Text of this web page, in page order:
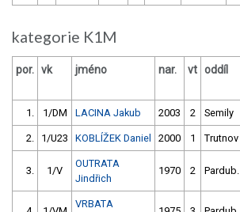
kategorie K1M
por. vk jméno nar. vt oddíl
1. 1/DM LACINA Jakub 2003 2 Semily
2. 1/U23 KOBLÍŽEK Daniel 2000 1 Trutnov
3. 1/V
OUTRATA
Jindřich
1970 2 Pardub.
VRBATA